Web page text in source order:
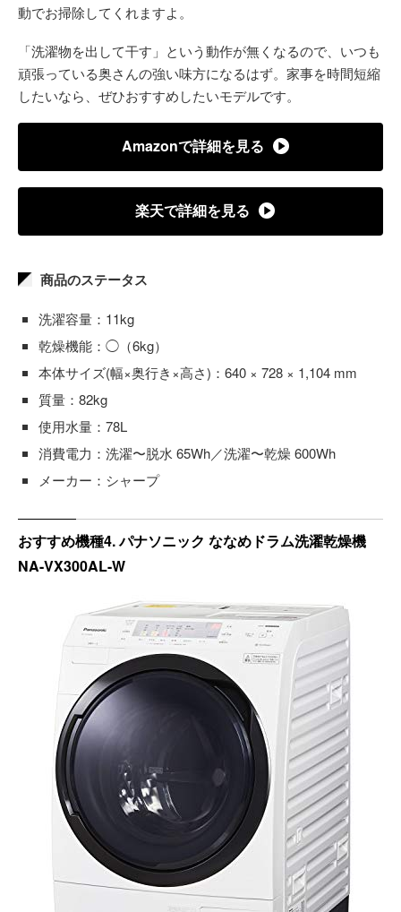
動でお掃除してくれますよ。
「洗濯物を出して干す」という動作が無くなるので、いつも
頑張っている奥さんの強い味方になるはず。家事を時間短縮
したいなら、ぜひおすすめしたいモデルです。
Amazonで詳細を見る
楽天で詳細を見る
商品のステータス
洗濯容量：11kg
乾燥機能：◯（6kg）
本体サイズ(幅×奥行き×高さ)：640 × 728 × 1,104 mm
質量：82kg
使用水量：78L
消費電力：洗濯〜脱水 65Wh／洗濯〜乾燥 600Wh
メーカー：シャープ
おすすめ機種4. パナソニック ななめドラム洗濯乾燥機
NA-VX300AL-W